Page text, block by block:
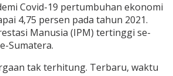
Covid-19 pertumbuhan ekonomi
4,75 persen pada tahun 2021.
Manusia (IPM) tertinggi se-
Sumatera.
tak terhitung. Terbaru, waktu